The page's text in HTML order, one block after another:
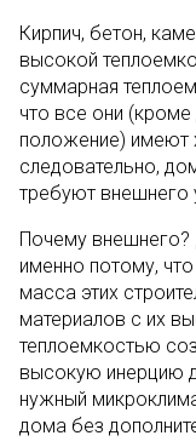
Кирпич, бетон,
высокой
суммарная
что все они
положение) имеют
следовательно,
требуют внешнего
Почему
именно потому,
масса этих
материалов с их
теплоемкостью
высокую инерцию
нужный
дома без